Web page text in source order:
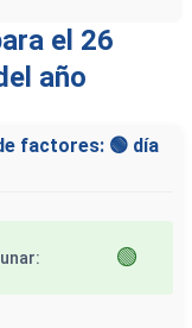
el 26
año
factores: 🟢 día
🟢